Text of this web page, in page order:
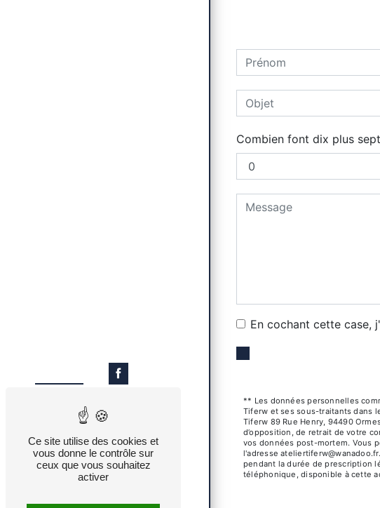
Combien font dix plus sept
En cochant cette case,
** Les données personnelles
Tiferw et ses sous-traitants dans
Tiferw 89 Rue Henry, 94490
d’opposition, de retrait de votre
vos données post-mortem. Vous
l'adresse
pendant la durée de prescription
téléphonique, disponible à cette
Ce site utilise des cookies et
vous donne le contrôle sur
ceux que vous souhaitez
activer